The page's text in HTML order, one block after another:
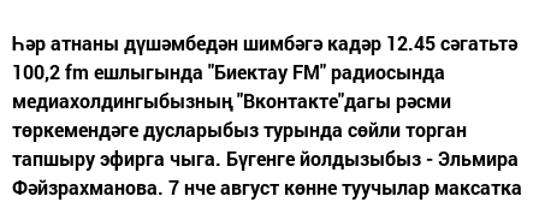
Һәр атнаны дүшәмбедән шимбәгә кадәр 12.45 сәгатьтә
100,2 fm ешлыгында "Биектау FM" радиосында
медиахолдингыбызның "Вконтакте"дагы рәсми
төркемендәге дусларыбыз турында сөйли торган
тапшыру эфирга чыга. Бүгенге йолдызыбыз - Эльмира
Фәйзрахманова. 7 нче август көнне туучылар максатка